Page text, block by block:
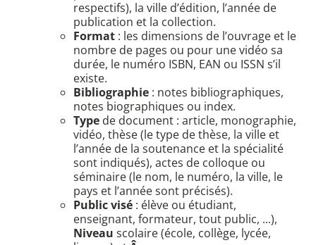
respectifs), la ville d’édition, l’année de
publication et la collection.
Format : les dimensions de l’ouvrage et le
nombre de pages ou pour une vidéo sa
durée, le numéro ISBN, EAN ou ISSN s’il
existe.
Bibliographie : notes bibliographiques,
notes biographiques ou index.
Type de document : article, monographie,
vidéo, thèse (le type de thèse, la ville et
l’année de la soutenance et la spécialité
sont indiqués), actes de colloque ou
séminaire (le nom, le numéro, la ville, le
pays et l’année sont précisés).
Public visé : élève ou étudiant,
enseignant, formateur, tout public, ...),
Niveau scolaire (école, collège, lycée,